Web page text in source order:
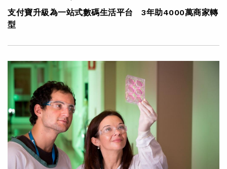
支付寶升級為一站式數碼生活平台 3年助4000萬商家轉
型